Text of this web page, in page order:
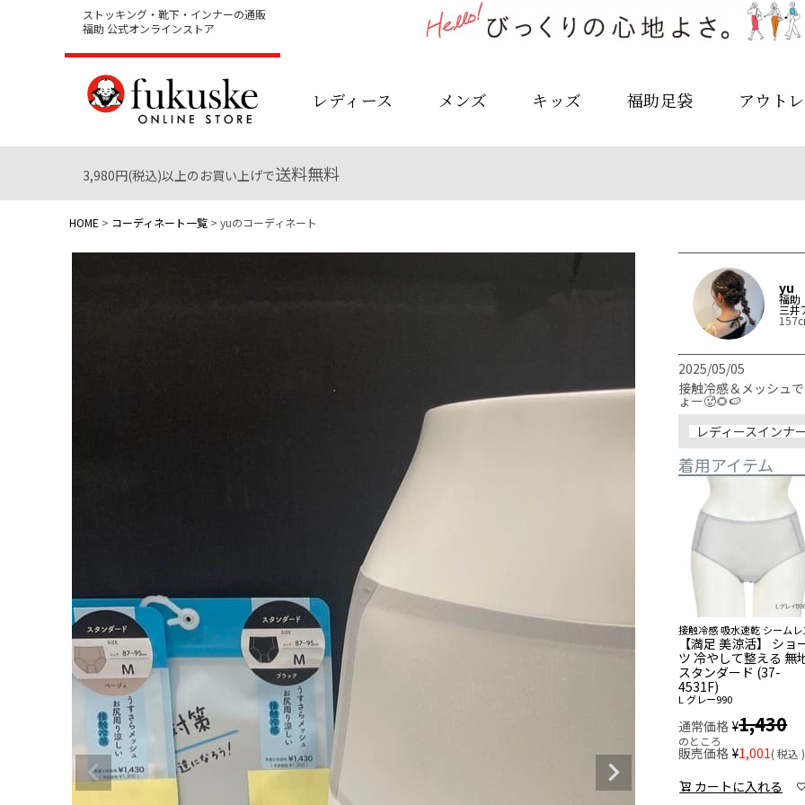
ストッキング・靴下・インナーの通販
福助 公式オンラインストア
レディース メンズ キッズ 福助足袋 アウト
3,980円(税込)以上のお買い上げで送料無料
HOME コーディネート一覧 yuのコーディネート
yu
福助
三井
2025/05/05
接触冷感＆メッシュ
ょー🥵🌻🍉
レディースインナ
着用アイテム
接触冷感 吸水速乾 シームレ
【満足 美涼活】 ショ
ツ 冷やして整える 無
スタンダード (37-
4531F)
L グレー990
通常価格 ¥1,430
のところ
販売価格 ¥1,001 税込
カートに入れる